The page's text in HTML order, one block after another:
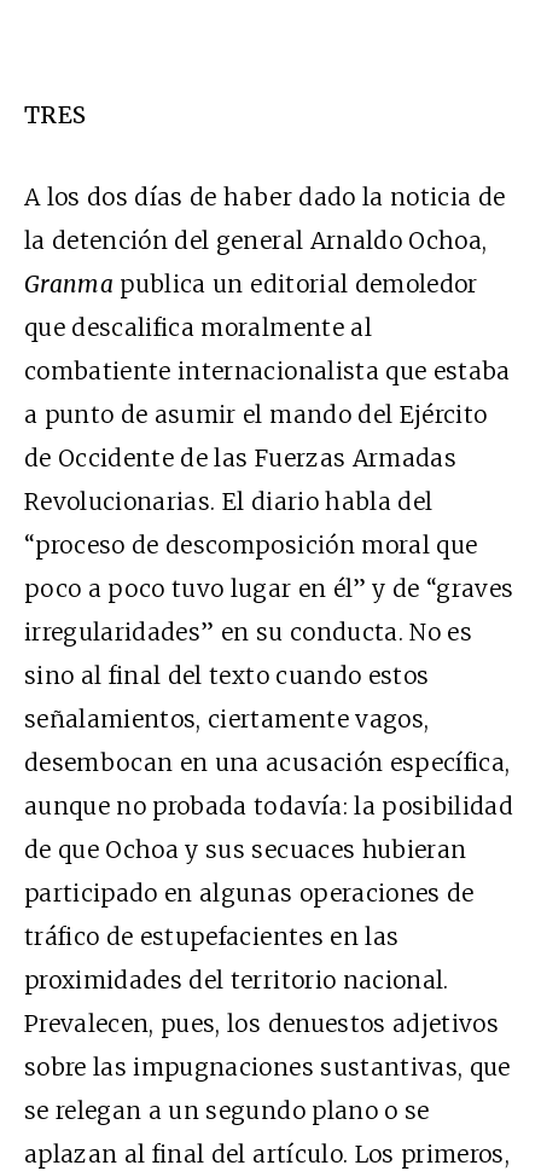
TRES
A los dos días de haber dado la noticia de
la detención del general Arnaldo Ochoa,
Granma publica un editorial demoledor
que descalifica moralmente al
combatiente internacionalista que estaba
a punto de asumir el mando del Ejército
de Occidente de las Fuerzas Armadas
Revolucionarias. El diario habla del
“proceso de descomposición moral que
poco a poco tuvo lugar en él” y de “graves
irregularidades” en su conducta. No es
sino al final del texto cuando estos
señalamientos, ciertamente vagos,
desembocan en una acusación específica,
aunque no probada todavía: la posibilidad
de que Ochoa y sus secuaces hubieran
participado en algunas operaciones de
tráfico de estupefacientes en las
proximidades del territorio nacional.
Prevalecen, pues, los denuestos adjetivos
sobre las impugnaciones sustantivas, que
se relegan a un segundo plano o se
aplazan al final del artículo. Los primeros,